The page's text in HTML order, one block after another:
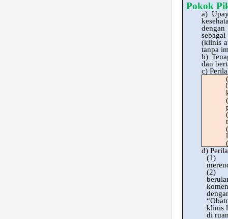
Pokok
a)
dengan
(klinis
tanpa
b)
dan
c)
d)
(1)
(2)
klinis
di